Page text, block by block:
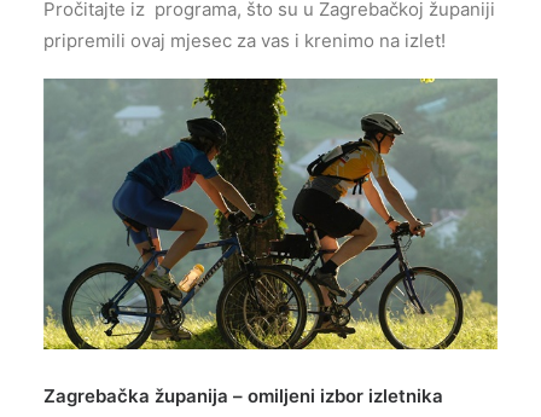
Pročitajte iz programa, što su u Zagrebačkoj županiji
pripremili ovaj mjesec za vas i krenimo na izlet!
Zagrebačka županija – omiljeni izbor izletnika